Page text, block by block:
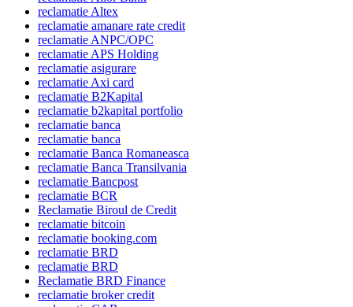
reclamatie Altex
reclamatie amanare rate credit
reclamatie ANPC/OPC
reclamatie APS Holding
reclamatie asigurare
reclamatie Axi card
reclamatie B2Kapital
reclamatie b2kapital portfolio
reclamatie banca
reclamatie banca
reclamatie Banca Romaneasca
reclamatie Banca Transilvania
reclamatie Bancpost
reclamatie BCR
Reclamatie Biroul de Credit
reclamatie bitcoin
reclamatie booking.com
reclamatie BRD
reclamatie BRD
Reclamatie BRD Finance
reclamatie broker credit